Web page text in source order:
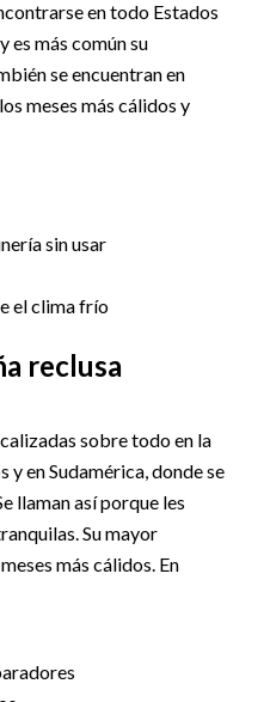
en todo Estados
es más común su
se encuentran en
meses más cálidos y
sin usar
el clima frío
reclusa
sobre todo en la
y en Sudamérica, donde se
llaman así porque les
Su mayor
más cálidos. En